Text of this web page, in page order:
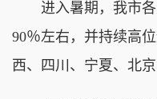
进入暑期，我市各
90％左右，并持续高
西、四川、宁夏、北京